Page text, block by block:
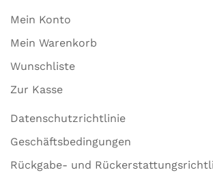
Mein Konto
Mein Warenkorb
Wunschliste
Zur Kasse
Datenschutzrichtlinie
Geschäftsbedingungen
Rückgabe- und